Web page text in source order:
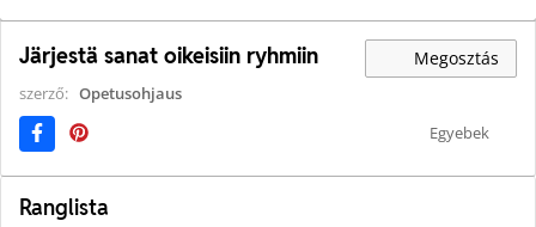
Järjestä sanat oikeisiin ryhmiin Megosztás
szerző: Opetusohjaus
Egyebek
Ranglista